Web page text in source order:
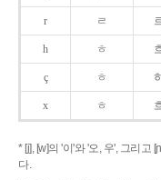
r ㄹ
h ㅎ
ç ㅎ 히
x ㅎ
* [j], [w]의 '이'와 '오, 우', 그리고
다.